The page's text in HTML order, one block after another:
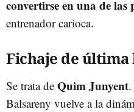
convertirse en una de las
entrenador carioca.
Fichaje de
Se trata de Quim Junyent
Balsareny vuelve a la